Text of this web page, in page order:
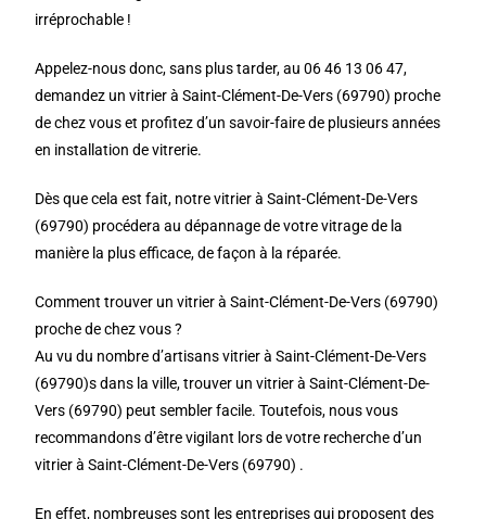
irréprochable !
Appelez-nous donc, sans plus tarder, au 06 46 13 06 47,
demandez un vitrier à Saint-Clément-De-Vers (69790) proche
de chez vous et profitez d’un savoir-faire de plusieurs années
en installation de vitrerie.
Dès que cela est fait, notre vitrier à Saint-Clément-De-Vers
(69790) procédera au dépannage de votre vitrage de la
manière la plus efficace, de façon à la réparée.
Comment trouver un vitrier à Saint-Clément-De-Vers (69790)
proche de chez vous ?
Au vu du nombre d’artisans vitrier à Saint-Clément-De-Vers
(69790)s dans la ville, trouver un vitrier à Saint-Clément-De-
Vers (69790) peut sembler facile. Toutefois, nous vous
recommandons d’être vigilant lors de votre recherche d’un
vitrier à Saint-Clément-De-Vers (69790) .
En effet, nombreuses sont les entreprises qui proposent des